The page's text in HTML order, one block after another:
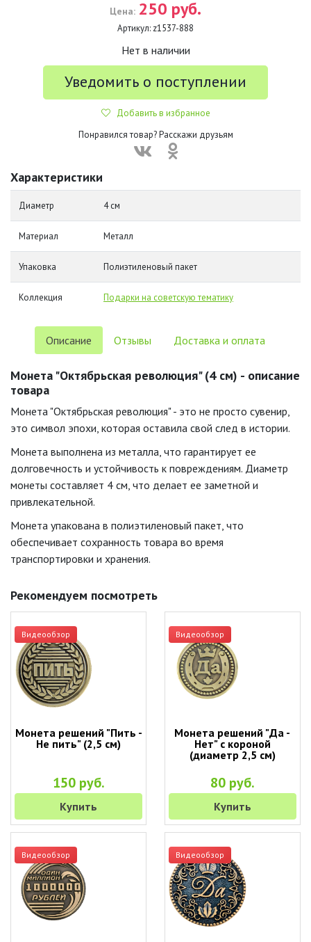
Цена: 250 руб.
Артикул: z1537-888
Нет в наличии
Уведомить о поступлении
Добавить в избранное
Понравился товар? Расскажи друзьям
Характеристики
Диаметр 4 см
Материал Металл
Упаковка Полиэтиленовый пакет
Коллекция Подарки на советскую тематику
Описание Отзывы Доставка и оплата
Монета "Октябрьская революция" (4 см) - описание
товара
Монета "Октябрьская революция" - это не просто сувенир,
это символ эпохи, которая оставила свой след в истории.
Монета выполнена из металла, что гарантирует ее
долговечность и устойчивость к повреждениям. Диаметр
монеты составляет 4 см, что делает ее заметной и
привлекательной.
Монета упакована в полиэтиленовый пакет, что
обеспечивает сохранность товара во время
транспортировки и хранения.
Рекомендуем посмотреть
Видеообзор
Монета решений "Пить -
Не пить" (2,5 см)
150 руб.
Купить
Видеообзор
Монета решений "Да -
Нет" с короной
(диаметр 2,5 см)
80 руб.
Купить
Видеообзор Видеообзор